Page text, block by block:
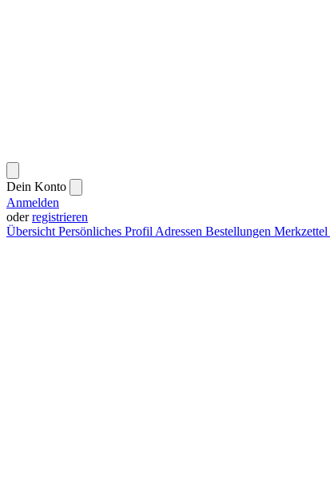
Dein Konto
Anmelden
oderregistrieren
Übersicht Persönliches Profil Adressen Bestellungen Merkzettel